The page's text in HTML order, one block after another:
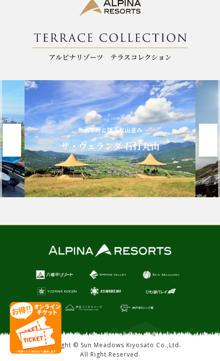
魚沼平野と雄大な山並み
ザ・ヴェランダ 石打丸山
標高
Copyright © Sun Meadows Kiyosato Co.,Ltd.
All Right Reserved.